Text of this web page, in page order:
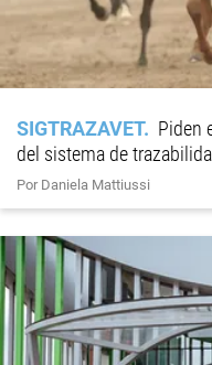
SIGTRAZAVET
Piden
del sistema de
Por Daniela Mattiussi